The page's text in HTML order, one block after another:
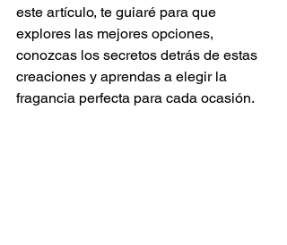
este artículo, te guiaré para que
explores las mejores opciones,
conozcas los secretos detrás de estas
creaciones y aprendas a elegir la
fragancia perfecta para cada ocasión.